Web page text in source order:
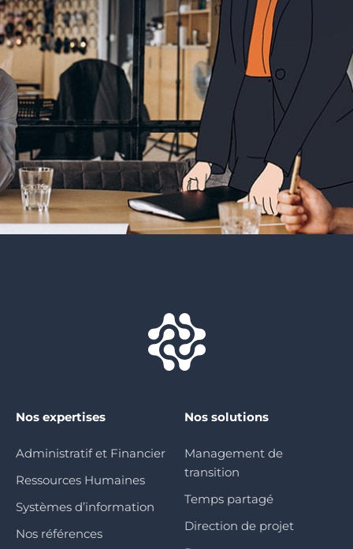
Nos expertises
Administratif et Financier
Ressources Humaines
Systèmes d’information
Nos références
Nos solutions
Management de
transition
Temps partagé
Direction de projet